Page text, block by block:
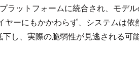
ラットフォームに統合され、モデ
ーにもかかわらず、システムは
し、実際の脆弱性が見逃される可